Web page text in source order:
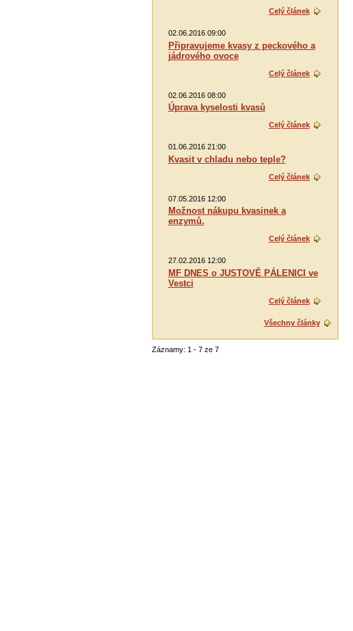
Celý článek
02.06.2016 09:00
Připravujeme kvasy z peckového a
jádrového ovoce
Celý článek
02.06.2016 08:00
Úprava kyselosti kvasů
Celý článek
01.06.2016 21:00
Kvasit v chladu nebo teple?
Celý článek
07.05.2016 12:00
Možnost nákupu kvasinek a
enzymů.
Celý článek
27.02.2016 12:00
MF DNES o JUSTOVĚ PÁLENICI ve
Vestci
Celý článek
Všechny články
Záznamy: 1 - 7 ze 7